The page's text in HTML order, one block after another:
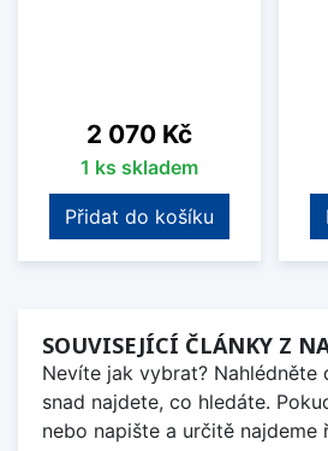
Cena
2 070 Kč
1 ks skladem
Přidat do košíku
SOUVISEJÍCÍ ČLÁNKY Z
Nevíte jak vybrat? Nahlédněte
snad najdete, co hledáte.
nebo napište a určitě najdeme